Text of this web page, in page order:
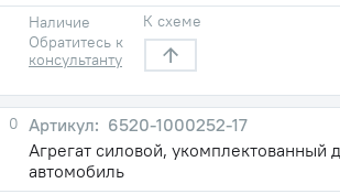
Наличие
Обратитесь к
консультанту
К схеме
0
6520-1000252-17
Агрегат силовой, укомплектованный
автомобиль